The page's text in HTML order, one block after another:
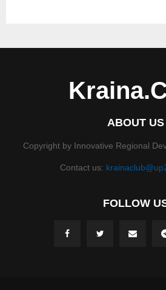
ABOUT US
Copyright by Innovative Regional
Contact us:
FOLLOW